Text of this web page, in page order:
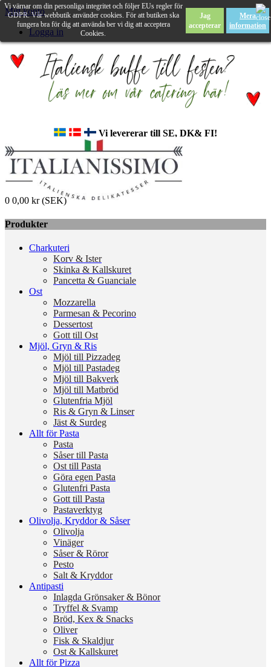
Mitt konto
Logga in
Vi levererar till SE, DK& FI!
0 0,00 kr (SEK)
Produkter
Charkuteri
Korv & Ister
Skinka & Kallskuret
Pancetta & Guanciale
Ost
Mozzarella
Parmesan & Pecorino
Dessertost
Gott till Ost
Mjöl, Gryn & Ris
Mjöl till Pizzadeg
Mjöl till Pastadeg
Mjöl till Bakverk
Mjöl till Matbröd
Glutenfria Mjöl
Ris & Gryn & Linser
Jäst & Surdeg
Allt för Pasta
Pasta
Såser till Pasta
Ost till Pasta
Göra egen Pasta
Glutenfri Pasta
Gott till Pasta
Pastaverktyg
Olivolja, Kryddor & Såser
Olivolja
Vinäger
Såser & Röror
Pesto
Salt & Kryddor
Antipasti
Inlagda Grönsaker & Bönor
Tryffel & Svamp
Bröd, Kex & Snacks
Oliver
Fisk & Skaldjur
Ost & Kallskuret
Allt för Pizza
Vi värnar om din personliga integritet och följer EUs regler för
GDPR. Vår webbutik använder cookies. För att butiken ska
fungera bra för dig att använda ber vi dig att acceptera
Cookies.
Jag
accepterar
Mera
information